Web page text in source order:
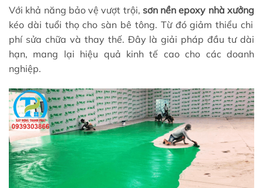
Với khả năng bảo vệ vượt trội, sơn nền epoxy nhà xưởng
kéo dài tuổi thọ cho sàn bê tông. Từ đó giảm thiểu chi
phí sửa chữa và thay thế. Đây là giải pháp đầu tư dài
hạn, mang lại hiệu quả kinh tế cao cho các doanh
nghiệp.